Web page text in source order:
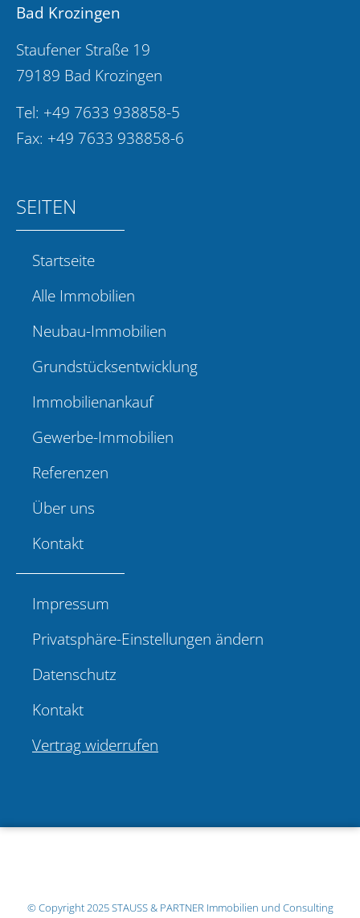
Bad Krozingen
Staufener Straße 19
79189 Bad Krozingen
Tel: +49 7633 938858-5
Fax: +49 7633 938858-6
SEITEN
Startseite
Alle Immobilien
Neubau-Immobilien
Grundstücksentwicklung
Immobilienankauf
Gewerbe-Immobilien
Referenzen
Über uns
Kontakt
Impressum
Privatsphäre-Einstellungen ändern
Datenschutz
Kontakt
Vertrag widerrufen
© Copyright 2025STAUSS & PARTNER Immobilien und Consulting